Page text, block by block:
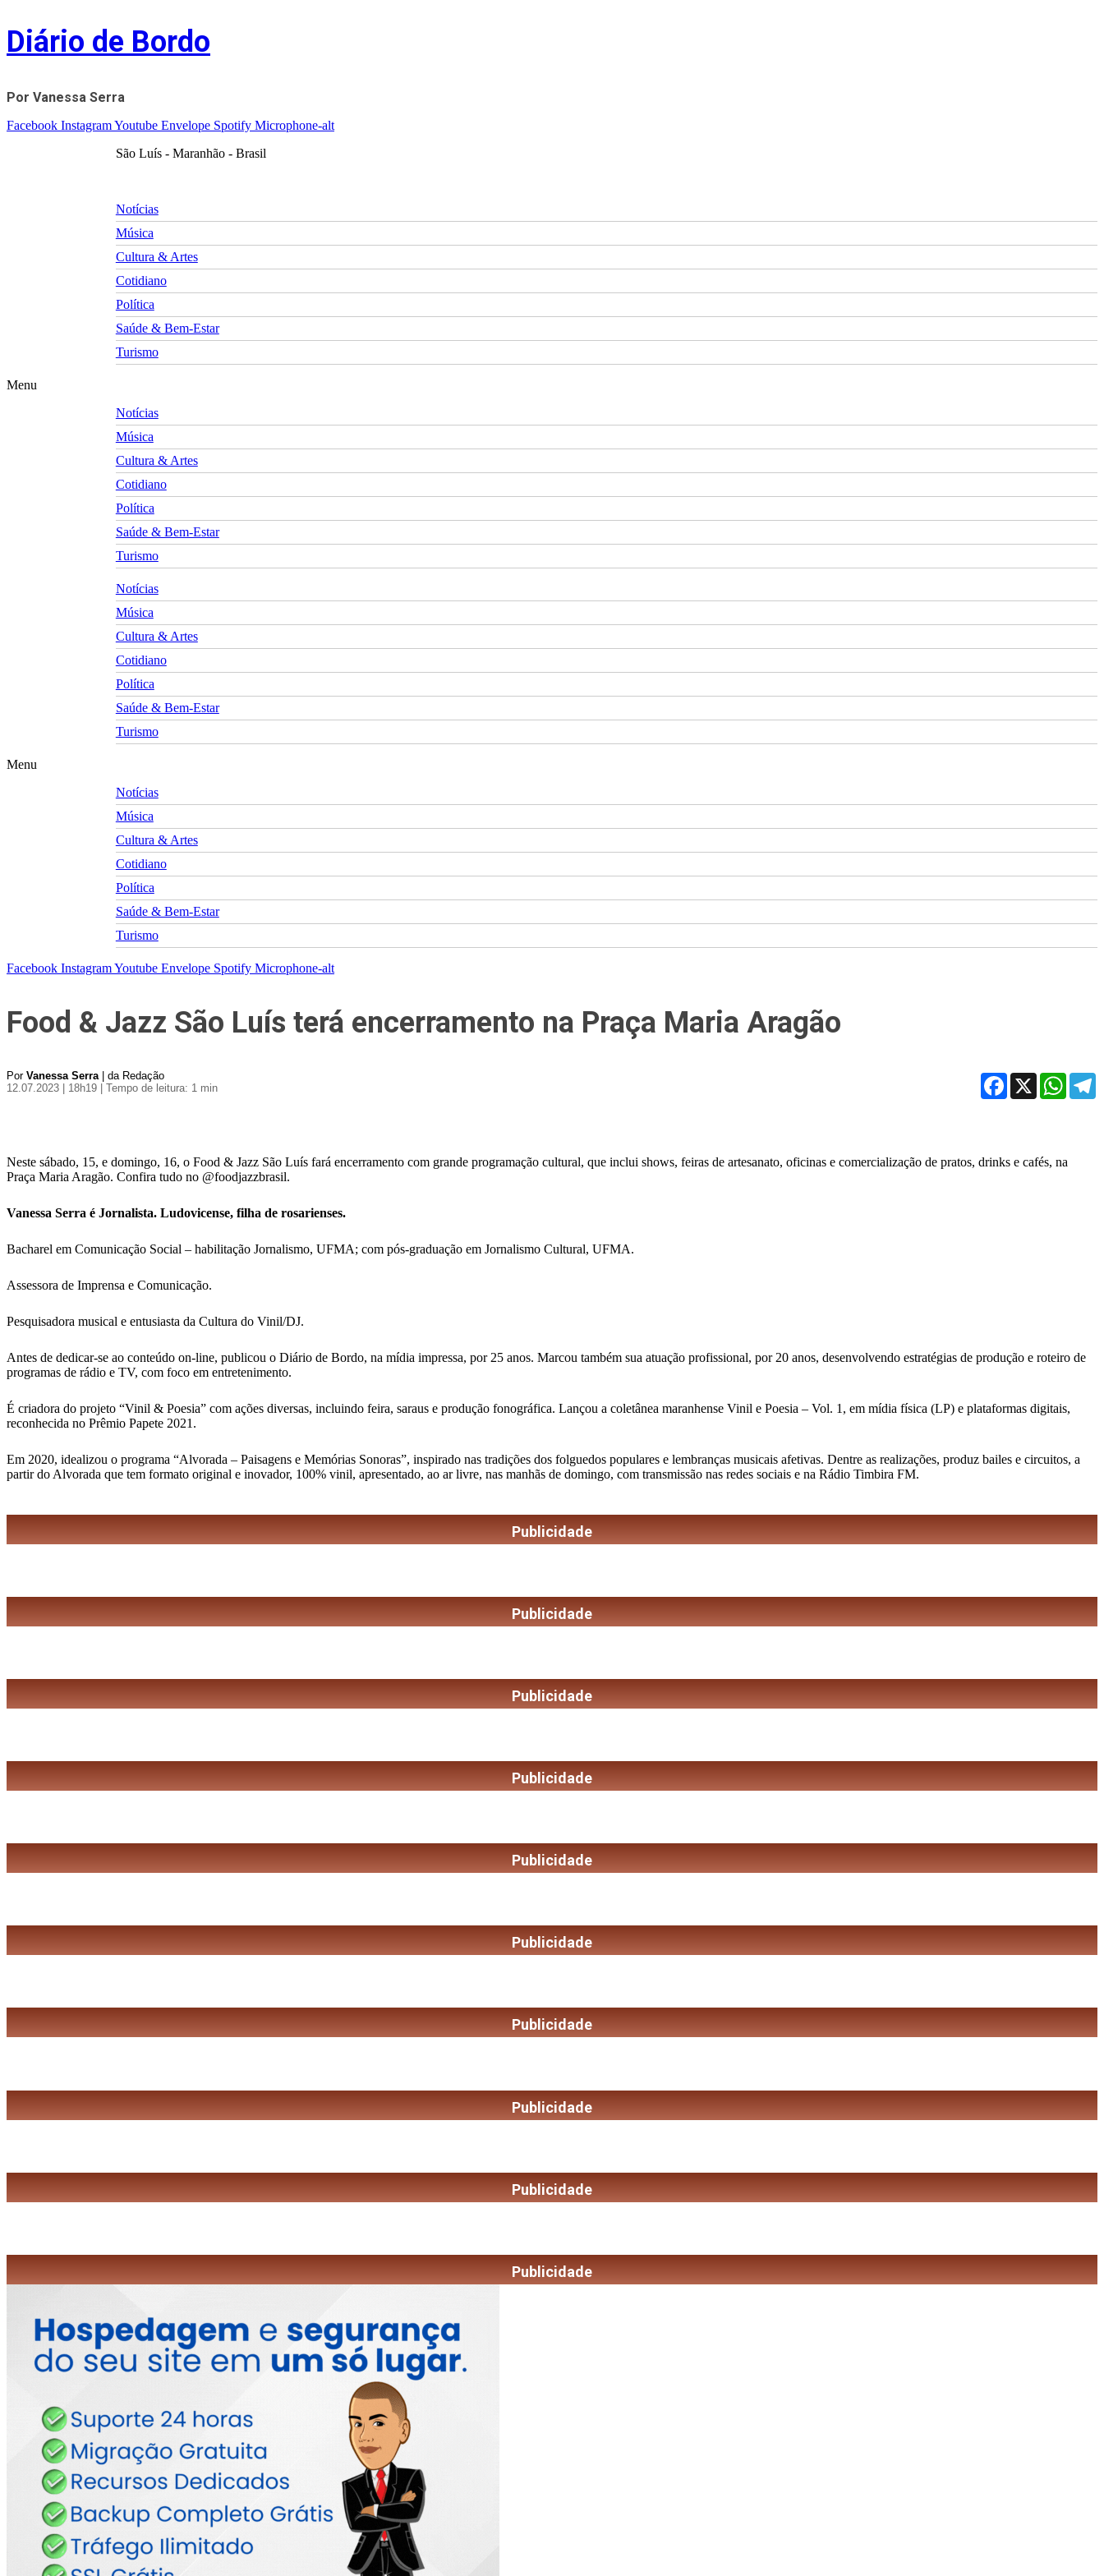
Skip
to
content
Diário de Bordo
Por Vanessa Serra
Facebook InstagramYoutube Envelope Spotify Microphone-alt
São Luís - Maranhão - Brasil
Notícias
Música
Cultura & Artes
Cotidiano
Política
Saúde & Bem-Estar
Turismo
Menu
Notícias
Música
Cultura & Artes
Cotidiano
Política
Saúde & Bem-Estar
Turismo
Notícias
Música
Cultura & Artes
Cotidiano
Política
Saúde & Bem-Estar
Turismo
Menu
Notícias
Música
Cultura & Artes
Cotidiano
Política
Saúde & Bem-Estar
Turismo
Facebook InstagramYoutube Envelope Spotify Microphone-alt
Food & Jazz São Luís terá encerramento na Praça Maria Aragão
Por Vanessa Serra| da Redação
12.07.2023 | 18h19
| Tempo de leitura: 1 min
Facebook
X
Neste sábado, 15, e domingo, 16, o Food & Jazz São Luís fará encerramento com grande programação cultural, que inclui shows, feiras de artesanato, oficinas e comercialização de pratos, drinks e cafés, na
Praça Maria Aragão. Confira tudo no @foodjazzbrasil.
Vanessa Serra é Jornalista. Ludovicense, filha de rosarienses.
Bacharel em Comunicação Social – habilitação Jornalismo, UFMA; com pós-graduação em Jornalismo Cultural, UFMA.
Assessora de Imprensa e Comunicação.
Pesquisadora musical e entusiasta da Cultura do Vinil/DJ.
Antes de dedicar-se ao conteúdo on-line, publicou o Diário de Bordo, na mídia impressa, por 25 anos. Marcou também sua atuação profissional, por 20 anos, desenvolvendo estratégias de produção e roteiro de
programas de rádio e TV, com foco em entretenimento.
É criadora do projeto “Vinil & Poesia” com ações diversas, incluindo feira, saraus e produção fonográfica. Lançou a coletânea maranhense Vinil e Poesia – Vol. 1, em mídia física (LP) e plataformas digitais,
reconhecida no Prêmio Papete 2021.
Em 2020, idealizou o programa “Alvorada – Paisagens e Memórias Sonoras”, inspirado nas tradições dos folguedos populares e lembranças musicais afetivas. Dentre as realizações, produz bailes e circuitos, a
partir do Alvorada que tem formato original e inovador, 100% vinil, apresentado, ao ar livre, nas manhãs de domingo, com transmissão nas redes sociais e na Rádio Timbira FM.
Publicidade
Publicidade
Publicidade
Publicidade
Publicidade
Publicidade
Publicidade
Publicidade
Publicidade
Publicidade